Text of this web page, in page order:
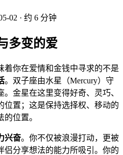
02 · 约 6 分钟
多变的爱
你在爱情和金钱中寻求的不是
。双子座由水星（Mercury）守
金星在这里变得好奇、灵巧、
位置；这是保持选择权、移动的
位置。
兴奋。你不仅被浪漫打动，更被
侣分享想法的能力所吸引。你的